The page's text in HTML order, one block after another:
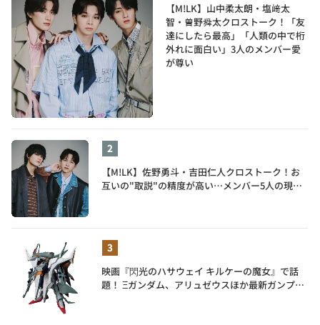
【M!LK】山中柔太朗・塩﨑太
智・曽野舜太クロストーク！「友
達にしたら最高」「人類の中で桁
外れに面白い」3人のメンバー愛
が尊い
【M!LK】佐野勇斗・吉田仁人クロストーク！お
互いの"取説"の精度が高い…メンバー5人の現在
映画『閃光のハサウェイ キルケーの魔女』で話
題！ Ξガンダム、アリュゼウスほか最新ガンプラ